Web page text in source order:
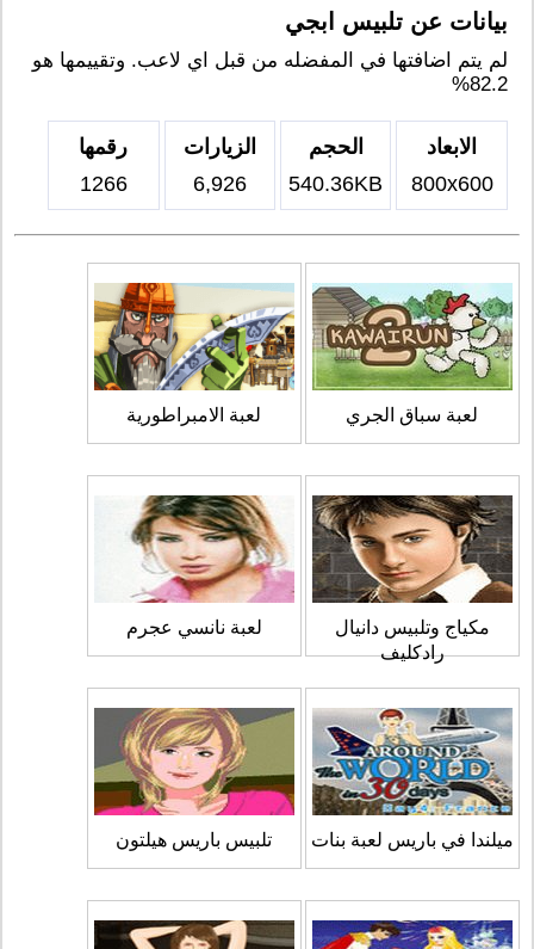
بيانات عن تلبيس ابجي
لم يتم اضافتها في المفضله من قبل اي لاعب. وتقييمها هو
82.2%
الابعاد
800x600
الحجم
540.36KB
الزيارات
6,926
رقمها
1266
لعبة سباق الجري لعبة الامبراطورية
مكياج وتلبيس دانيال
رادكليف
لعبة نانسي عجرم
ميلندا في باريس لعبة بنات تلبيس باريس هيلتون